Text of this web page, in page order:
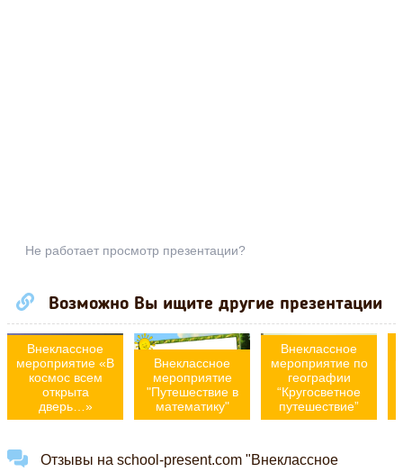
Не работает просмотр презентации?
Возможно Вы ищите другие презентации
Внеклассное
мероприятие «В
космос всем
открыта
дверь…»
Внеклассное
мероприятие
"Путешествие в
математику"
Внеклассное
мероприятие по
географии
“Кругосветное
путешествие”
Отзывы на school-present.com "Внеклассное